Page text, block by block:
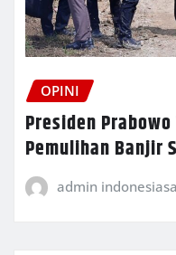
OPINI
Presiden
Pemulihan Banjir
admin